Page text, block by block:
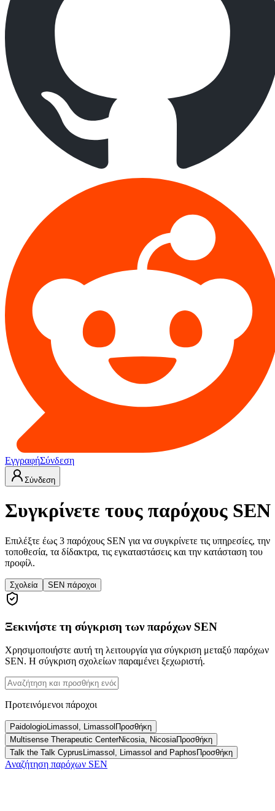
ΕγγραφήΣύνδεση
Σύνδεση
Συγκρίνετε τους παρόχους SEN
Επιλέξτε έως 3 παρόχους SEN για να συγκρίνετε τις υπηρεσίες, την
τοποθεσία, τα δίδακτρα, τις εγκαταστάσεις και την κατάσταση του
προφίλ.
Σχολεία SEN πάροχοι
Ξεκινήστε τη σύγκριση των παρόχων SEN
Χρησιμοποιήστε αυτή τη λειτουργία για σύγκριση μεταξύ παρόχων
SEN. Η σύγκριση σχολείων παραμένει ξεχωριστή.
Προτεινόμενοι πάροχοι
PaidologioLimassol, Limassol Προσθήκη
Multisense Therapeutic CenterNicosia, NicosiaΠροσθήκη
Talk the Talk Cyprus Limassol, Limassol and Paphos Προσθήκη
Αναζήτηση παρόχων SEN